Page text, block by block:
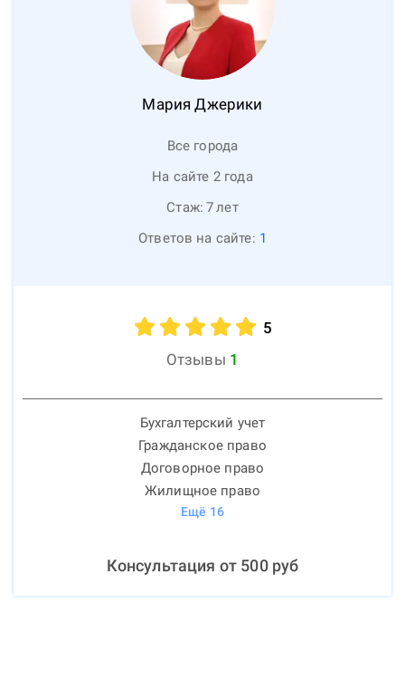
Мария Джерики
Все города
На сайте 2 года
Стаж: 7лет
Ответов на сайте: 1
5
Отзывы 1
Бухгалтерский учет
Гражданское право
Договорное право
Жилищное право
Ещё 16
Консультация от 500руб